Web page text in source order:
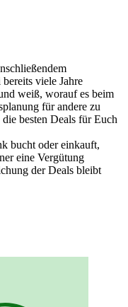
viele Jahre
weiß, worauf es beim
für andere zu
besten Deals für Euch
bucht oder einkauft,
eine Vergütung
der Deals bleibt